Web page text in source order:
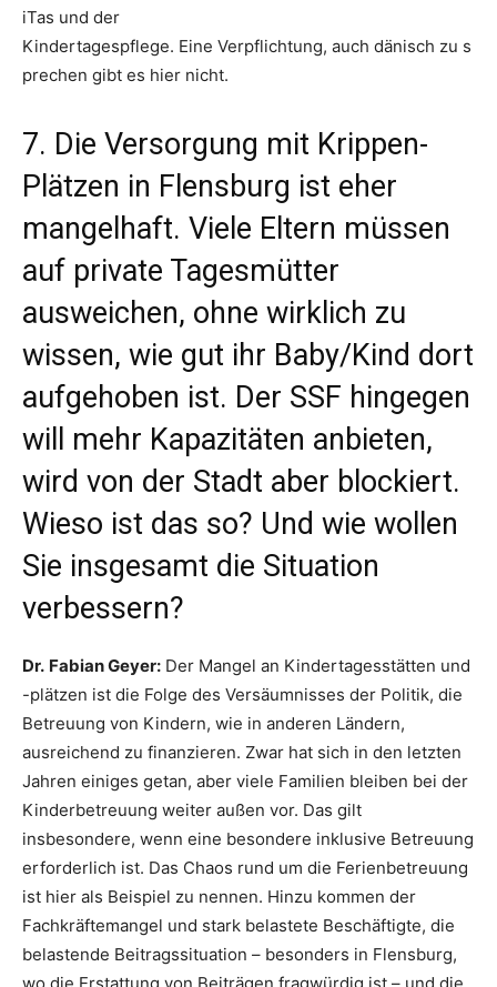
iTas und der
Kindertagespflege. Eine Verpflichtung, auch dänisch zu s
prechen gibt es hier nicht.
7. Die Versorgung mit Krippen-
Plätzen in Flensburg ist eher
mangelhaft. Viele Eltern müssen
auf private Tagesmütter
ausweichen, ohne wirklich zu
wissen, wie gut ihr Baby/Kind dort
aufgehoben ist. Der SSF hingegen
will mehr Kapazitäten anbieten,
wird von der Stadt aber blockiert.
Wieso ist das so? Und wie wollen
Sie insgesamt die Situation
verbessern?
Dr. Fabian Geyer: Der Mangel an Kindertagesstätten und
-plätzen ist die Folge des Versäumnisses der Politik, die
Betreuung von Kindern, wie in anderen Ländern,
ausreichend zu finanzieren. Zwar hat sich in den letzten
Jahren einiges getan, aber viele Familien bleiben bei der
Kinderbetreuung weiter außen vor. Das gilt
insbesondere, wenn eine besondere inklusive Betreuung
erforderlich ist. Das Chaos rund um die Ferienbetreuung
ist hier als Beispiel zu nennen. Hinzu kommen der
Fachkräftemangel und stark belastete Beschäftigte, die
belastende Beitragssituation – besonders in Flensburg,
wo die Erstattung von Beiträgen fragwürdig ist – und die